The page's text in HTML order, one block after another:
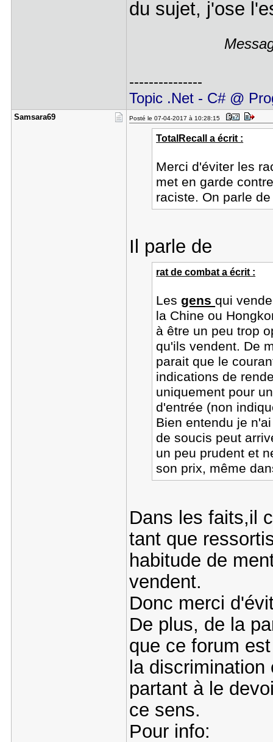
du sujet, j'ose
---------------
Topic .Net - C# @
Samsara69 Posté le 07-04-2017 à 10:28:15
TotalRecall a écrit :
Merci d'éviter les
met en garde
raciste. On parle
Il parle de
rat de combat a écrit :
Lesgensqui
la Chine ou
à être un peu trop
qu'ils vendent. De
parait que le
indications de
uniquement pour
d'entrée (non
Bien entendu je
de soucis peut
un peu prudent et
son prix, même
Dans les faits,il
tant que
habitude de
vendent.
Donc merci
De plus, de la
que ce forum
la
partant à le
ce sens.
Pour info: